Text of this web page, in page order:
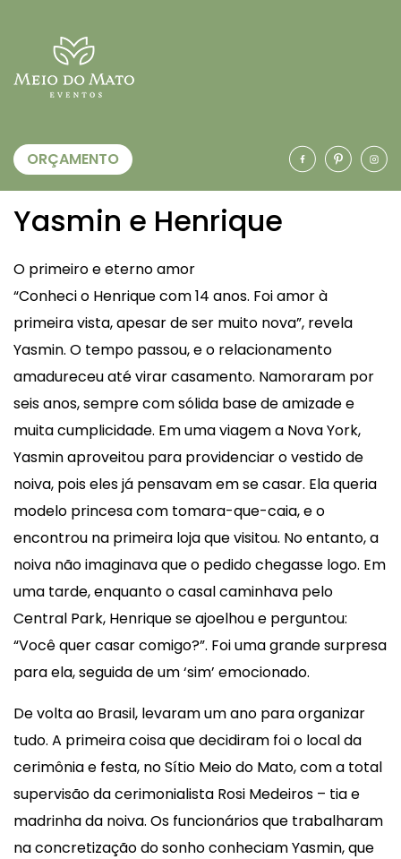
ORÇAMENTO
Yasmin e Henrique
O primeiro e eterno amor
“Conheci o Henrique com 14 anos. Foi amor à
primeira vista, apesar de ser muito nova”, revela
Yasmin. O tempo passou, e o relacionamento
amadureceu até virar casamento. Namoraram por
seis anos, sempre com sólida base de amizade e
muita cumplicidade. Em uma viagem a Nova York,
Yasmin aproveitou para providenciar o vestido de
noiva, pois eles já pensavam em se casar. Ela queria
modelo princesa com tomara-que-caia, e o
encontrou na primeira loja que visitou. No entanto, a
noiva não imaginava que o pedido chegasse logo. Em
uma tarde, enquanto o casal caminhava pelo
Central Park, Henrique se ajoelhou e perguntou:
“Você quer casar comigo?”. Foi uma grande surpresa
para ela, seguida de um ‘sim’ emocionado.
De volta ao Brasil, levaram um ano para organizar
tudo. A primeira coisa que decidiram foi o local da
cerimônia e festa, no Sítio Meio do Mato, com a total
supervisão da cerimonialista Rosi Medeiros – tia e
madrinha da noiva. Os funcionários que trabalharam
na concretização do sonho conheciam Yasmin, que